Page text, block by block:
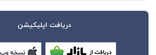
دریافت اپلیکیشن